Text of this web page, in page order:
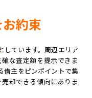
約束
としています。周辺エリア
な査定額を提示できま
借主をピンポイントで集
却できる傾向にありま